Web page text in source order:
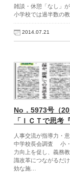
雑談・休憩「なし
小学校では過半数の
2014.07.21
No．5973号（
「ＩＣＴで思考
人事交流が指導力・
中学校長会調査 小・
力向上を促し、義務
識改革につながるだ
効な施…